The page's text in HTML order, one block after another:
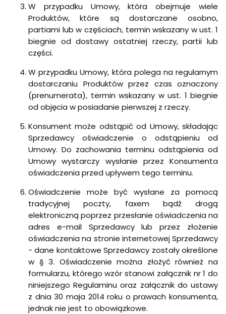
W przypadku Umowy, która obejmuje wiele
Produktów, które są dostarczane osobno,
partiami lub w częściach, termin wskazany w ust. 1
biegnie od dostawy ostatniej rzeczy, partii lub
części.
W przypadku Umowy, która polega na regularnym
dostarczaniu Produktów przez czas oznaczony
(prenumerata), termin wskazany w ust. 1 biegnie
od objęcia w posiadanie pierwszej z rzeczy.
Konsument może odstąpić od Umowy, składając
Sprzedawcy oświadczenie o odstąpieniu od
Umowy. Do zachowania terminu odstąpienia od
Umowy wystarczy wysłanie przez Konsumenta
oświadczenia przed upływem tego terminu.
Oświadczenie może być wysłane za pomocą
tradycyjnej poczty, faxem bądź drogą
elektroniczną poprzez przesłanie oświadczenia na
adres e-mail Sprzedawcy lub przez złożenie
oświadczenia na stronie internetowej Sprzedawcy
- dane kontaktowe Sprzedawcy zostały określone
w § 3. Oświadczenie można złożyć również na
formularzu, którego wzór stanowi załącznik nr 1 do
niniejszego Regulaminu oraz załącznik do ustawy
z dnia 30 maja 2014 roku o prawach konsumenta,
jednak nie jest to obowiązkowe.